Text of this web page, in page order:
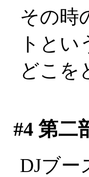
その時
トとい
どこを
#4第二
DJブ